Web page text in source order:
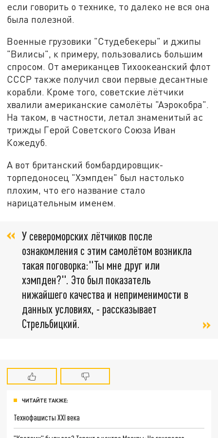
если говорить о технике, то далеко не вся она
была полезной.
Военные грузовики "Студебекеры" и джипы
"Вилисы", к примеру, пользовались большим
спросом. От американцев Тихоокеанский флот
СССР также получил свои первые десантные
корабли. Кроме того, советские лётчики
хвалили американские самолёты "Аэрокобра".
На таком, в частности, летал знаменитый ас
трижды Герой Советского Союза Иван
Кожедуб.
А вот британский бомбардировщик-
торпедоносец "Хэмпден" был настолько
плохим, что его название стало
нарицательным именем.
У североморских лётчиков после
ознакомления с этим самолётом возникла
такая поговорка:"Ты мне друг или
хэмпден?". Это был показатель
нижайшего качества и неприменимости в
данных условиях, - рассказывает
Стрельбицкий.
ЧИТАЙТЕ ТАКЖЕ:
Технофашисты XXI века